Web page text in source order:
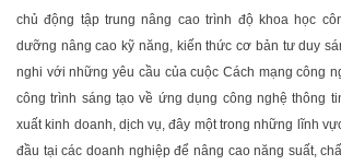
chủ động tập trung nâng cao trình độ khoa học
dưỡng nâng cao kỹ năng, kiến thức cơ bản tư duy
nghi với những yêu cầu của cuộc Cách mạng công
công trình sáng tạo về ứng dụng công nghệ thông
xuất kinh doanh, dịch vụ, đây một trong những lĩnh
đầu tại các doanh nghiệp để nâng cao năng suất,